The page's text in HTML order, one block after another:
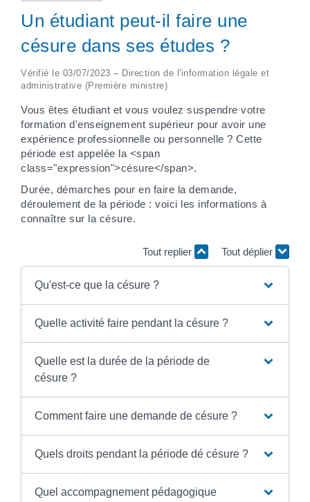
Un étudiant peut-il faire une
césure dans ses études ?
Vérifié le 03/07/2023 – Direction de l'information légale et
administrative (Première ministre)
Vous êtes étudiant et vous voulez suspendre votre
formation d'enseignement supérieur pour avoir une
expérience professionnelle ou personnelle ? Cette
période est appelée la <span
class="expression">césure</span>.
Durée, démarches pour en faire la demande,
déroulement de la période : voici les informations à
connaître sur la césure.
Tout replier Tout déplier
Qu'est-ce que la césure ?
Quelle activité faire pendant la césure ?
Quelle est la durée de la période de
césure ?
Comment faire une demande de césure ?
Quels droits pendant la période dé césure ?
Quel accompagnement pédagogique